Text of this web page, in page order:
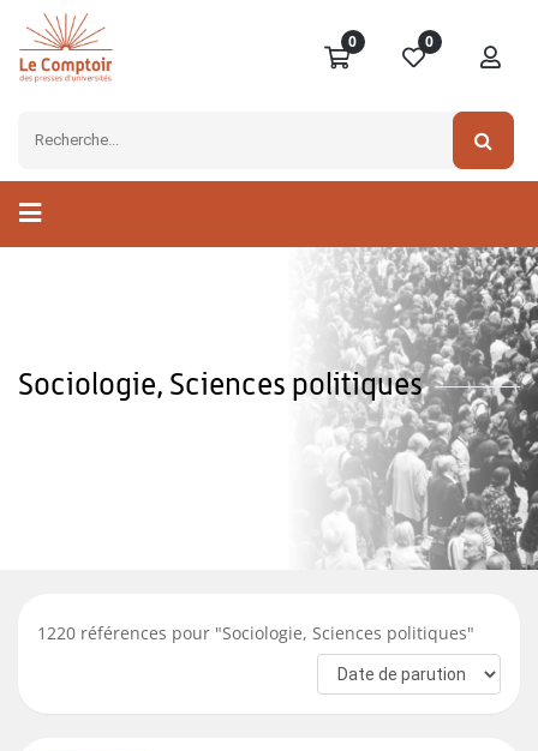
0 0
Sociologie, Sciences politiques
1220 références pour "Sociologie, Sciences politiques"